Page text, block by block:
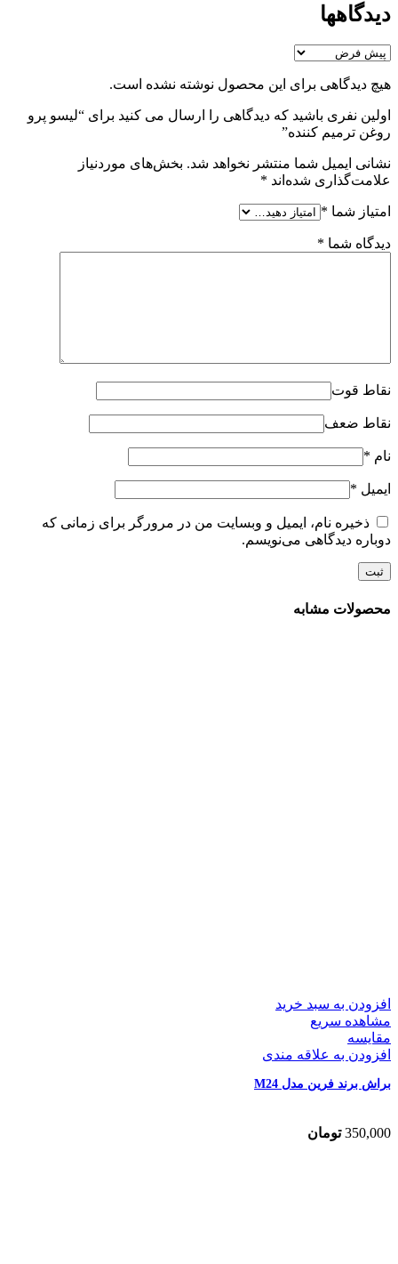
دیدگاهها
هیچ دیدگاهی برای این محصول نوشته نشده است.
اولین نفری باشید که دیدگاهی را ارسال می کنید برای “لیسو پرو
روغن ترمیم کننده”
نشانی ایمیل شما منتشر نخواهد شد. بخش‌های موردنیاز
علامت‌گذاری شده‌اند *
امتیاز شما *
دیدگاه شما *
نقاط قوت
نقاط ضعف
نام *
ایمیل *
ذخیره نام، ایمیل و وبسایت من در مرورگر برای زمانی که
دوباره دیدگاهی می‌نویسم.
محصولات مشابه
افزودن به سبد خرید
مشاهده سریع
مقایسه
افزودن به علاقه مندی
براش برند فرین مدل M24
350,000 تومان